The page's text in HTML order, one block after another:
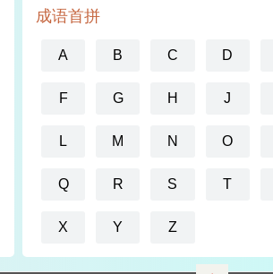
成语首拼
A B C D
F G H J
L M N O
Q R S T
X Y Z